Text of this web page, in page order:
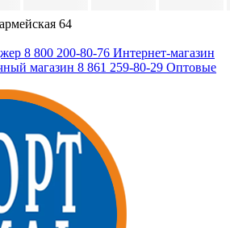
64
8 800 200-80-76 Интернет-магазин
магазин 8 861 259-80-29 Оптовые